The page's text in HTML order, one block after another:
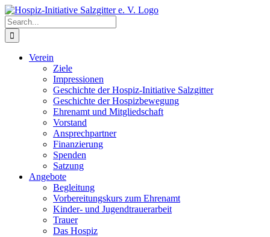
Skip
to
content
Search
for:
Verein
Ziele
Impressionen
Geschichte der Hospiz-Initiative Salzgitter
Geschichte der Hospizbewegung
Ehrenamt und Mitgliedschaft
Vorstand
Ansprechpartner
Finanzierung
Spenden
Satzung
Angebote
Begleitung
Vorbereitungskurs zum Ehrenamt
Kinder- und Jugendtrauerarbeit
Trauer
Das Hospiz